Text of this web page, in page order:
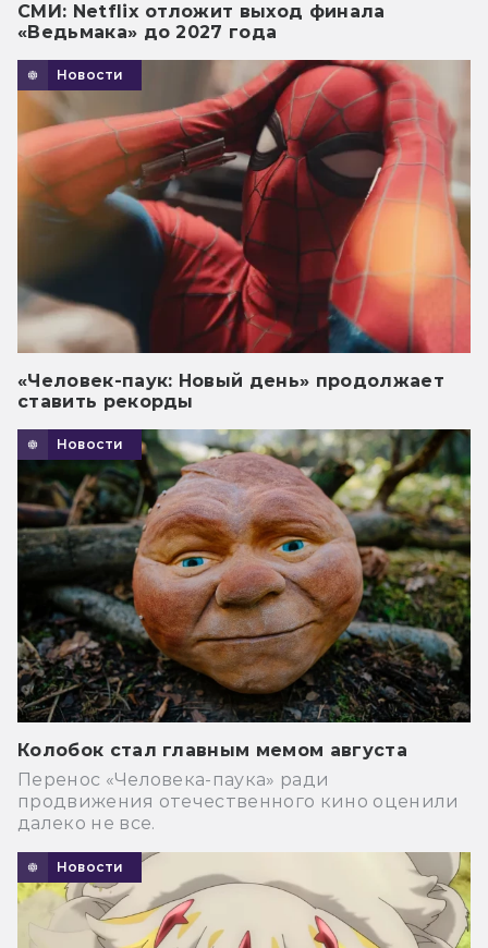
СМИ: Netflix отложит выход финала
«Ведьмака» до 2027 года
Новости
«Человек-паук: Новый день» продолжает
ставить рекорды
Новости
Колобок стал главным мемом августа
Перенос «Человека-паука» ради
продвижения отечественного кино оценили
далеко не все.
Новости